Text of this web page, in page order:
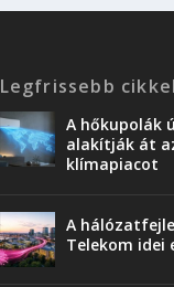
Legfrissebb
A hőkupolák
alakítják át
klímapiacot
A
Telekom idei